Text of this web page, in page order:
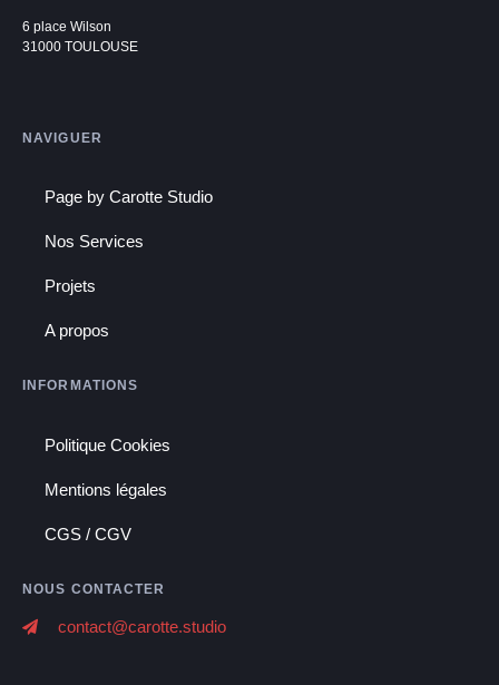
6 place Wilson
31000 TOULOUSE
NAVIGUER
Page by Carotte Studio
Nos Services
Projets
A propos
INFORMATIONS
Politique Cookies
Mentions légales
CGS / CGV
NOUS CONTACTER
contact@carotte.studio